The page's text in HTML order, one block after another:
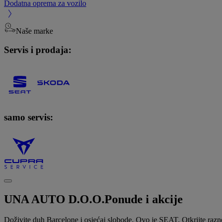
Dodatna oprema za vozilo
Naše marke
Servis i prodaja:
samo servis:
UNA AUTO D.O.O.Ponude i akcije
Doživite duh Barcelone i osjećaj slobode. Ovo je SEAT. Otkrijte